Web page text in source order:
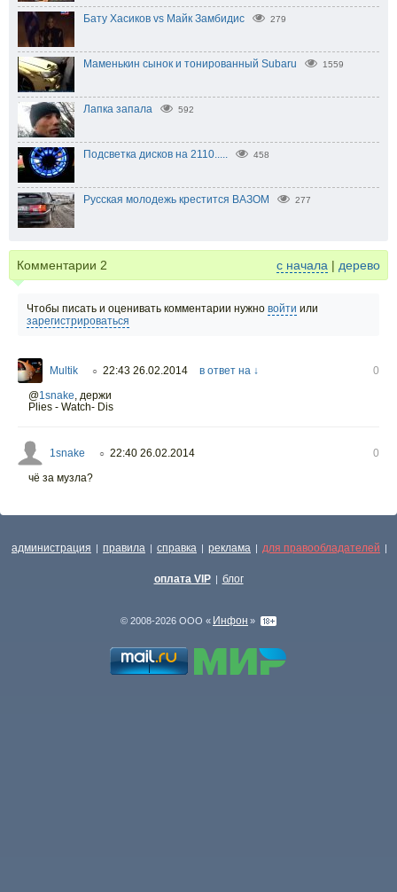
Бату Хасиков vs Майк Замбидис 279
Маменькин сынок и тонированный Subaru 1559
Лапка запала 592
Подсветка дисков на 2110..... 458
Русская молодежь крестится ВАЗОМ 277
Комментарии 2 с начала | дерево
Чтобы писать и оценивать комментарии нужно войти или
зарегистрироваться
Multik ○ 22:43 26.02.2014 в ответ на ↓
0
@1snake держи
Plies - Watch- Dis
1snake ○ 22:40 26.02.2014
0
чё за музла?
администрация | правила | справка | реклама | для правообладателей |
оплата VIP | блог
© 2008-2026 ООО « Инфон »